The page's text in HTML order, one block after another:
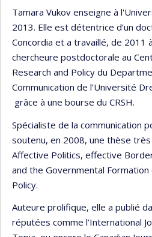
Tamara Vukov enseigne à
2013. Elle est détentrice d’un
Concordia et a travaillé, de 2011
chercheure postdoctorale au
Research and Policy du
Communication de l’Université
grâce à une bourse du CRSH.
Spécialiste de la communication
soutenu, en 2008, une thèse
Affective Politics, effective
and the Governmental Formation
Policy.
Auteure prolifique, elle a publié
réputées comme l’International